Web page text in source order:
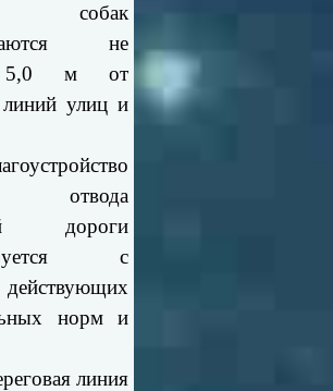
собак
не
5,0 м от
улиц и
отвода
дороги
с
норм и
линия